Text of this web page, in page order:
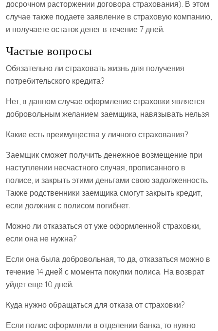
досрочном расторжении договора страхования). В этом
случае также подаете заявление в страховую компанию,
и получаете остаток денег в течение 7 дней.
Частые вопросы
Обязательно ли страховать жизнь для получения
потребительского кредита?
Нет, в данном случае оформление страховки является
добровольным желанием заемщика, навязывать нельзя.
Какие есть преимущества у личного страхования?
Заемщик сможет получить денежное возмещение при
наступлении несчастного случая, прописанного в
полисе, и закрыть этими деньгами свою задолженность.
Также родственники заемщика смогут закрыть кредит,
если должник с полисом погибнет.
Можно ли отказаться от уже оформленной страховки,
если она не нужна?
Если она была добровольная, то да, отказаться можно в
течение 14 дней с момента покупки полиса. На возврат
уйдет еще 10 дней.
Куда нужно обращаться для отказа от страховки?
Если полис оформляли в отделении банка, то нужно